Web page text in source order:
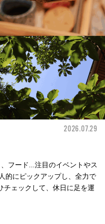
2026.07.29
フード...注目のイベントやス
的にピックアップし、全力で
チェックして、休日に足を運